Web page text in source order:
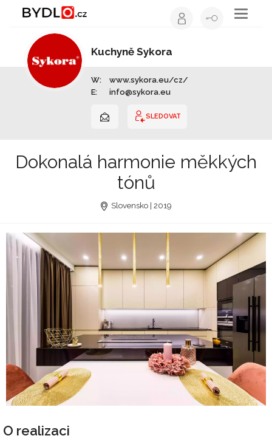
Toggle
Kuchyně Sykora
W:
www.sykora.eu/cz/
E:
info@sykora.eu
SLEDOVAT
Dokonalá harmonie měkkých
tónů
Slovensko | 2019
O realizaci